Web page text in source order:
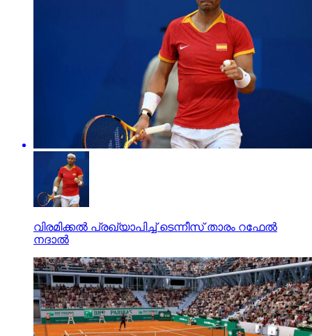
വിരമിക്കല്‍ പ്രഖ്യാപിച്ച് ടെന്നീസ് താരം റഫേല്‍
നദാല്‍